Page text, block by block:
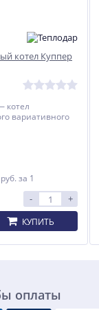
котел Куппер
котел
вариативного
руб. за 1
- +
КУПИТЬ
оплаты